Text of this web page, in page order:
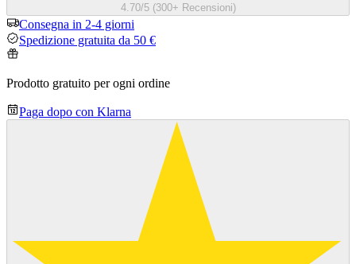
4.70/5 (300+ Recensioni)
Consegna in 2-4 giorni
Spedizione gratuita da 50 €
Prodotto gratuito per ogni ordine
Paga dopo con Klarna